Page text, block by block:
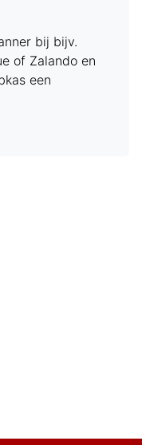
bij bijv.
of Zalando en
een